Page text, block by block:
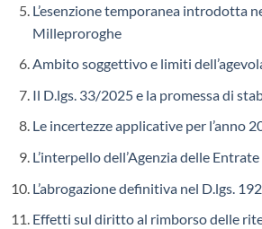
L’esenzione temporanea introdotta
Milleproroghe
Ambito soggettivo e limiti
Il D.lgs. 33/2025 e la promessa di
Le incertezze applicative per l’anno
L’interpello dell’Agenzia delle
L’abrogazione definitiva nel D.lgs.
Effetti sul diritto al rimborso delle